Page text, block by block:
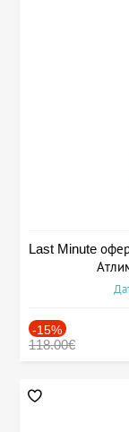
Last Minute
-15%
118.00€